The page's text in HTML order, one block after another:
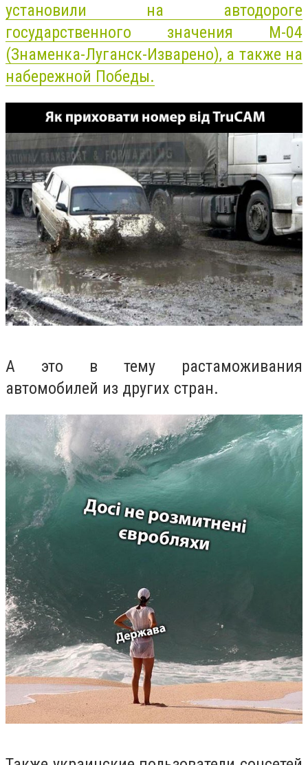
установили на автодороге
государственного значения М-04
(Знаменка-Луганск-Изварено), а также на
набережной Победы.
А это в тему растаможивания
автомобилей из других стран.